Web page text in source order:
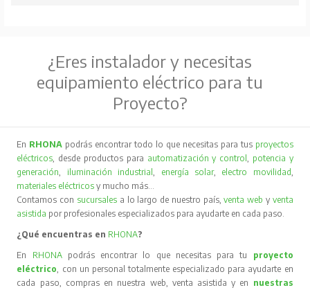
¿Eres instalador y necesitas
equipamiento eléctrico para tu
Proyecto?
En RHONA podrás encontrar todo lo que necesitas para tus proyectos
eléctricos , desde productos para automatización y control
potencia y
generación
iluminación industrial energía solar, electro movilidad
materiales eléctricos y mucho más…
Contamos con sucursales a lo largo de nuestro país,venta web y venta
asistida por profesionales especializados para ayudarte en cada paso.
¿Qué encuentras en RHONA?
En RHONA podrás encontrar lo que necesitas para tu proyecto
eléctrico , con un personal totalmente especializado para ayudarte en
cada paso, compras en nuestra web, venta asistida y en nuestras